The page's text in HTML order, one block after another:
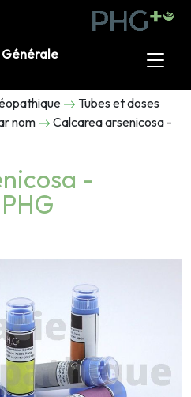
Tubes et doses
nom
Calcarea arsenicosa -
-